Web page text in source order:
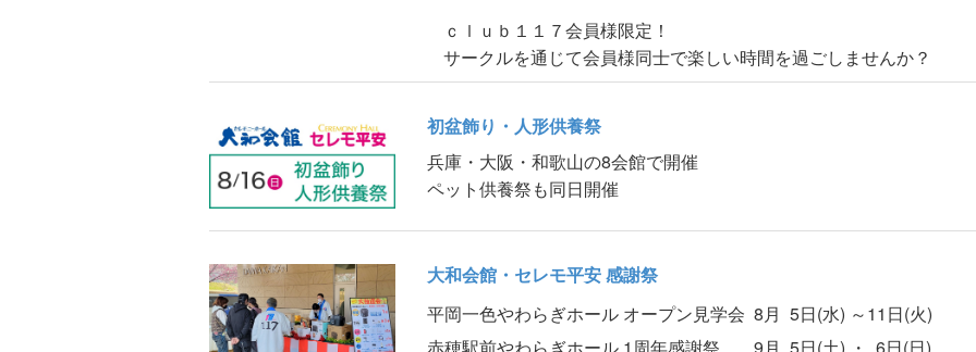
ｃｌｕｂ１１７会員様限定！
サークルを通じて会員様同士で楽しい時間を過ごしませんか？
初盆飾り・人形供養祭
兵庫・大阪・和歌山の8会館で開催
ペット供養祭も同日開催
大和会館・セレモ平安 感謝祭
平岡一色やわらぎホール オープン見学会 8月 5日(水) ～11日(火)